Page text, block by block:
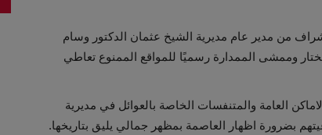
من مدير عام مديرية الشيخ عثمان الدكتور وسام
وممشى الممدارة رسميًا للمواقع الممنوع تعاطي
العامة والمتنفسات الخاصة بالعوائل في مديرية
بضرورة اظهار العاصمة بمظهر جمالي يليق بتاريخها.